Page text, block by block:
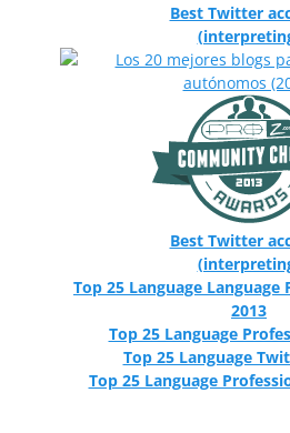
Best Twitter
Best Twitter
Top 25 Language Language
2013
Top 25 Language
Top 25 Language
Top 25 Language